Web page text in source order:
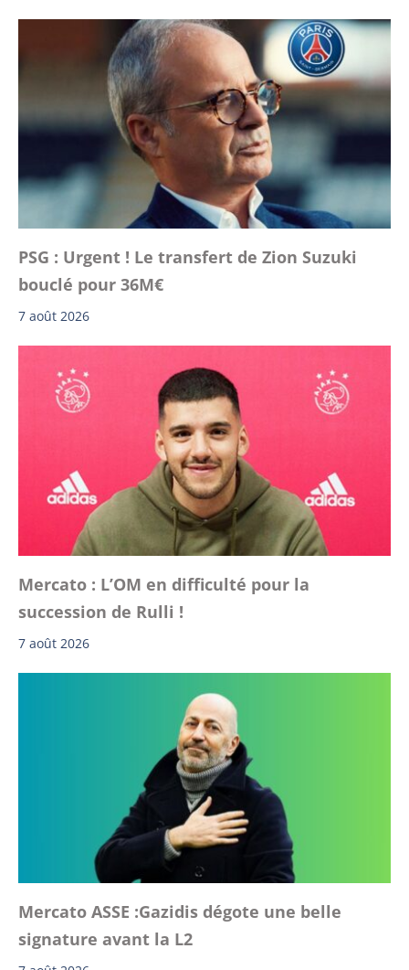
PSG : Urgent ! Le transfert de Zion Suzuki
bouclé pour 36M€
7 août 2026
Mercato : L’OM en difficulté pour la
succession de Rulli !
7 août 2026
Mercato ASSE :Gazidis dégote une belle
signature avant la L2